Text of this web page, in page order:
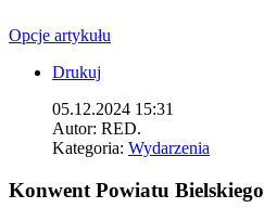
Opcje artykułu
Drukuj
05.12.2024 15:31
Autor: RED.
Kategoria: Wydarzenia
Konwent Powiatu Bielskiego